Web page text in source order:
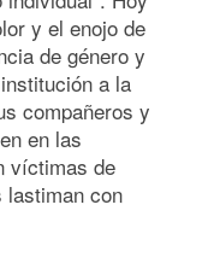
y el enojo de
de género y
a la
compañeros y
en las
víctimas de
lastiman con